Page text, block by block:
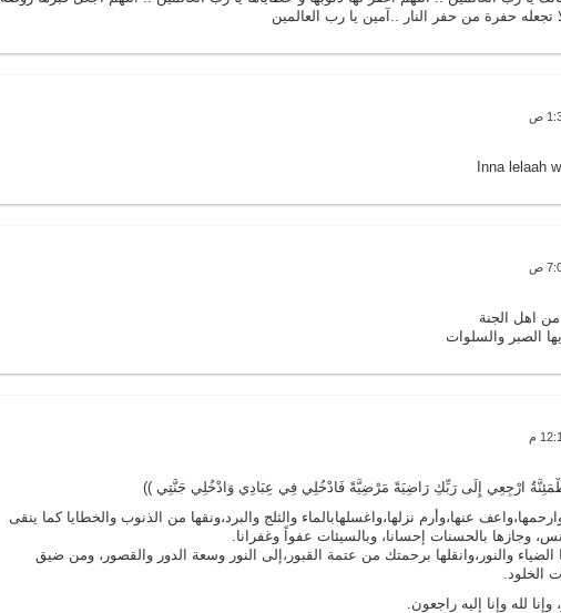
حفرة من حفر النار ..آمين يا رب العالمين
Inna lelaah
من اهل الجنة
الصبر والسلوات
ارْجِعِي إِلَى رَبِّكِ رَاضِيَةً مَرْضِيَّةً فَادْخُلِي فِي عِبَادِي وَادْخُلِي جَنَّتِي ))
عنها،وأرم نزلها،واغسلهابالماء والثلج والبرد،ونقها من الذنوب والخطايا كما ينقى
وجازها بالحسنات إحسانا، وبالسيئات عفواً وغفرانا.
الضياء والنور،وانقلها برحمتك من عتمة القبور،إلى النور وسعة الدور والقصور، ومن ضيق
الخلود.
لله وإنا إليه راجعون.